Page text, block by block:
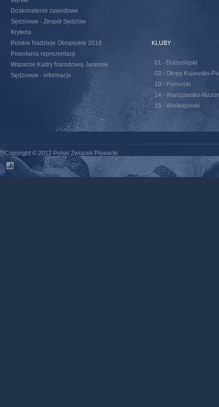
Doskonalenie zawodowe
Sędziowie - Zespół Sędziów
Kryteria
Polskie Nadzieje Olimpijskie 2018
Powołania reprezentacji
Wsparcie Kadry Narodowej Juniorek
Sędziowie - informacje
KLUBY
01 - Dolnośląski
02 - Okręg Kujawsko-
10 - Pomorski
14 - Warszawsko-
15 - Wielkopolski
Copyright © 2012 Polski Związek Pływacki